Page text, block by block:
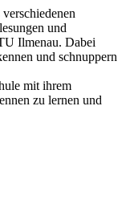
und
Ilmenau. Dabei
und schnuppern
mit ihrem
zu lernen und